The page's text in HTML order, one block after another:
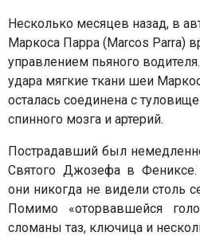
Несколько месяцев назад, в
Маркоса Парра (Marcos Parra)
управлением пьяного
удара мягкие ткани шеи
осталась соединена с
спинного мозга и артерий.
Пострадавший был
Святого Джозефа в
они никогда не видели столь
Помимо «оторвавшейся
сломаны таз, ключица и